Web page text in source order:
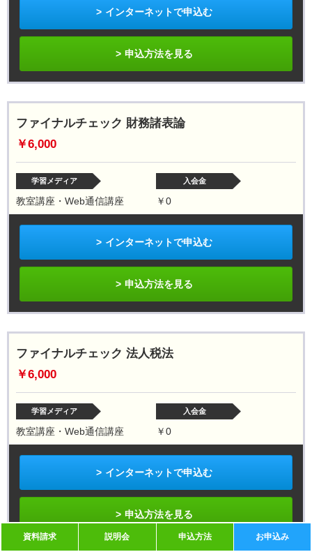
資料請求 説明会 申込方法 お申込み
インターネットで申込む
申込方法を見る
ファイナルチェック 財務諸表論
￥6,000
学習メディア
教室講座・Web通信講座
入会金
￥0
インターネットで申込む
申込方法を見る
ファイナルチェック 法人税法
￥6,000
学習メディア
教室講座・Web通信講座
入会金
￥0
インターネットで申込む
申込方法を見る